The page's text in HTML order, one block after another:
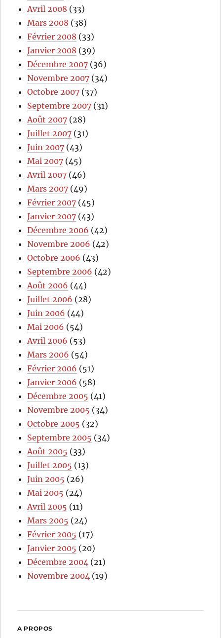
Avril 2008 (33)
Mars 2008 (38)
Février 2008 (33)
Janvier 2008 (39)
Décembre 2007 (36)
Novembre 2007 (34)
Octobre 2007 (37)
Septembre 2007 (31)
Août 2007 (28)
Juillet 2007 (31)
Juin 2007 (43)
Mai 2007 (45)
Avril 2007 (46)
Mars 2007 (49)
Février 2007 (45)
Janvier 2007 (43)
Décembre 2006 (42)
Novembre 2006 (42)
Octobre 2006 (43)
Septembre 2006 (42)
Août 2006 (44)
Juillet 2006 (28)
Juin 2006 (44)
Mai 2006 (54)
Avril 2006 (53)
Mars 2006 (54)
Février 2006 (51)
Janvier 2006 (58)
Décembre 2005 (41)
Novembre 2005 (34)
Octobre 2005 (32)
Septembre 2005 (34)
Août 2005 (33)
Juillet 2005 (13)
Juin 2005 (26)
Mai 2005 (24)
Avril 2005 (11)
Mars 2005 (24)
Février 2005 (17)
Janvier 2005 (20)
Décembre 2004 (21)
Novembre 2004 (19)
A PROPOS